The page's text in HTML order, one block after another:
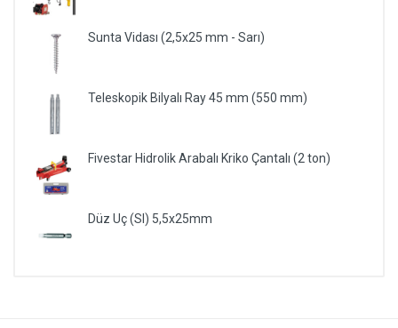
Sunta Vidası (2,5x25 mm - Sarı)
Teleskopik Bilyalı Ray 45 mm (550 mm)
Fivestar Hidrolik Arabalı Kriko Çantalı (2 ton)
Düz Uç (Sl) 5,5x25mm